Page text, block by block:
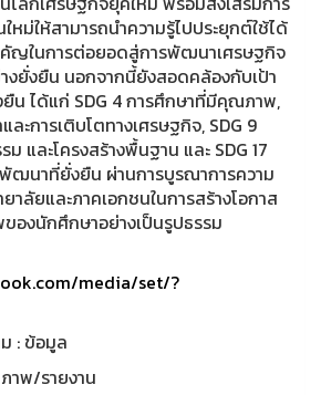
หม่ให้สามารถนำความรู้ไปประยุกต์ใช้ได้
คัญในการต่อยอดสู่การพัฒนาเศรษฐกิจ
งยั่งยืน นอกจากนี้ยังสอดคล้องกับเป้า
น ได้แก่ SDG 4 การศึกษาที่มีคุณภาพ,
ะการเติบโตทางเศรษฐกิจ, SDG 9
และโครงสร้างพื้นฐาน และ SDG 17
ฒนาที่ยั่งยืน ผ่านการบูรณาการความ
าลัยและภาคเอกชนในการสร้างโอกาส
องนักศึกษาอย่างเป็นรูปธรรม
media/set/?
: ข้อมูล
าพ/รายงาน